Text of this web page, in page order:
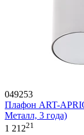
049253
Плафон ART-
Металл, 3 года)
1 21221